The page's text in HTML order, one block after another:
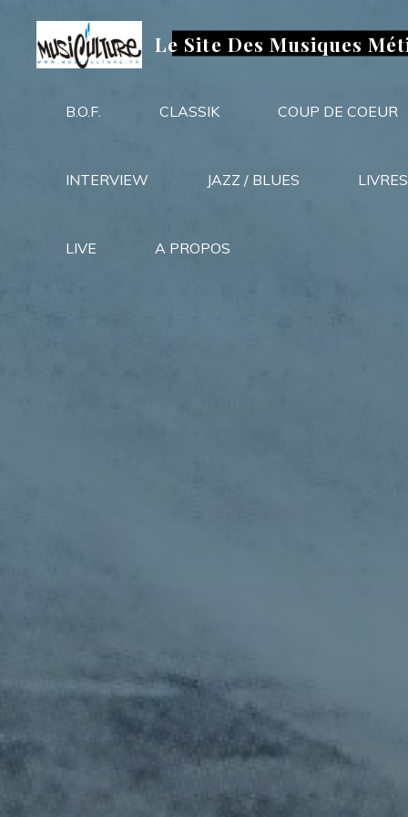
contenu
Le Site Des Musiques
B.O.F. CLASSIK COUP DE COEUR
INTERVIEW JAZZ / BLUES LIVRES
LIVE A PROPOS